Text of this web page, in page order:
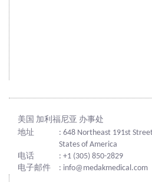
美国 加利福尼亚 办事处
地址
: 648 Northeast 191st
States of America
电话
: +1 (305) 850-2829
电子邮件
: info@medakmedical.com